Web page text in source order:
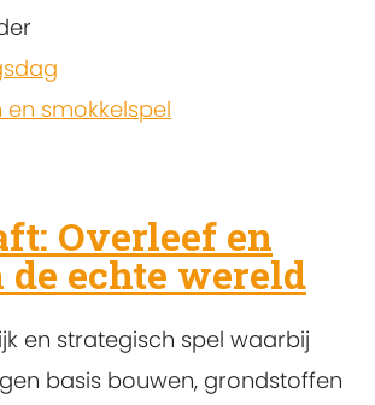
en smokkelspel
Overleef en
echte wereld
en strategisch spel waarbij
basis bouwen, grondstoffen